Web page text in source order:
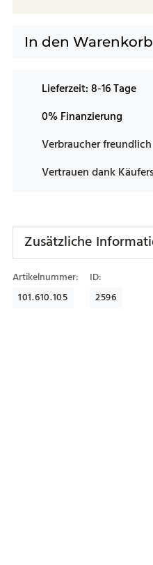
In den Warenkorb
Lieferzeit:8-16 Tage
0% Finanzierung
Verbraucher freundlich
Vertrauen dank
Zusätzliche
Artikelnummer:
101.610.105
ID:
2596